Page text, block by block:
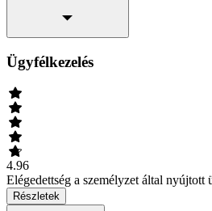
Ügyfélkezelés
4.96
Elégedettség a személyzet által nyújtott
Részletek